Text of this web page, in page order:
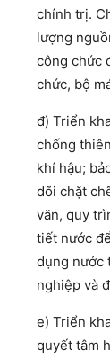
chính trị.
lượng
công chức
chức, bộ
đ) Triển
chống
khí hậu;
dõi chặt
văn, quy
tiết nước
dụng nước
nghiệp và
e) Triển
quyết tâm